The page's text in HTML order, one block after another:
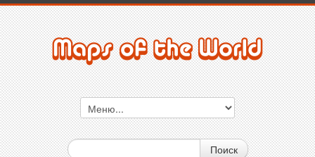
Поиск